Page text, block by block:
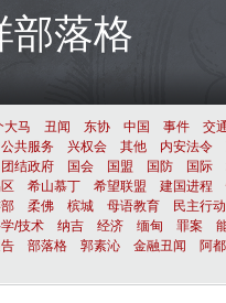
部落格
大马 丑闻 东协 中国 事件 交
公共服务 兴权会 其他 内安法令
团结政府 国会 国盟 国防 国际
希山慕丁 希望联盟 建国进程
柔佛 槟城 母语教育 民主行
/技术 纳吉 经济 缅甸 罪案
部落格 郭素沁 金融丑闻 阿